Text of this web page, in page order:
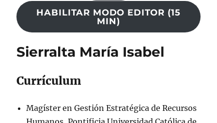
Sierralta María Isabel
Currículum
Magíster en Gestión Estratégica de Recursos
HABILITAR MODO EDITOR (15
MIN)